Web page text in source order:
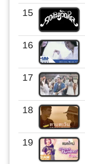
15
16
17
18
19